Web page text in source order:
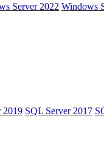
Server 2022 Windows
2019 SQL Server 2017